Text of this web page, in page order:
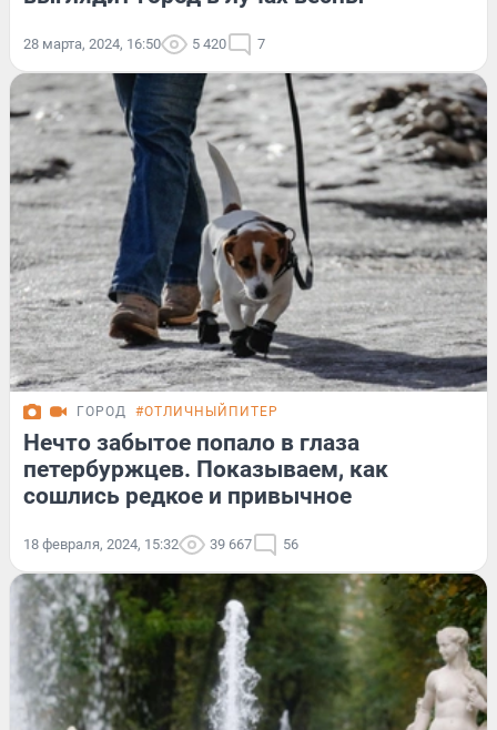
28 марта, 2024, 16:50 5 420 7
ГОРОД #ОТЛИЧНЫЙПИТЕР
Нечто забытое попало в глаза
петербуржцев. Показываем, как
сошлись редкое и привычное
18 февраля, 2024, 15:32 39 667 56